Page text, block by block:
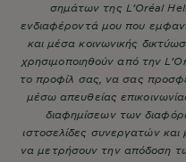
σημάτων της L’Oréal
ενδιαφέροντά μου που
και μέσα κοινωνικής
χρησιμοποιηθούν από την
το προφίλ σας, να σας
μέσω απευθείας
διαφημίσεων των
ιστοσελίδες συνεργατών και
να μετρήσουν την απόδοση